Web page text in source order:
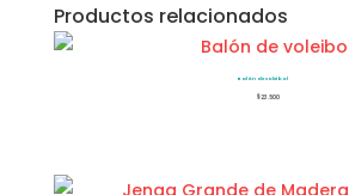
Productos relacionados
Balón de voleibol
$23.500